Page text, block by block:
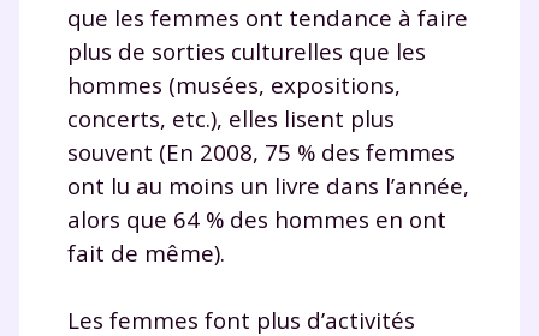
que les femmes ont tendance à faire
plus de sorties culturelles que les
hommes (musées, expositions,
concerts, etc.), elles lisent plus
souvent (En 2008, 75 % des femmes
ont lu au moins un livre dans l’année,
alors que 64 % des hommes en ont
fait de même).
Les femmes font plus d’activités